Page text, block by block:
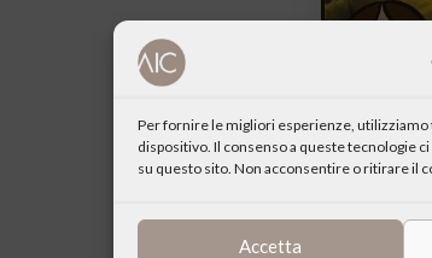
Per fornire le migliori esperienze,
dispositivo. Il consenso a queste tecnologie
su questo sito. Non acconsentire o ritirare il
Accetta